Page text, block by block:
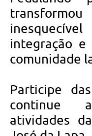
integração
comunidade
Participe
continue
atividades